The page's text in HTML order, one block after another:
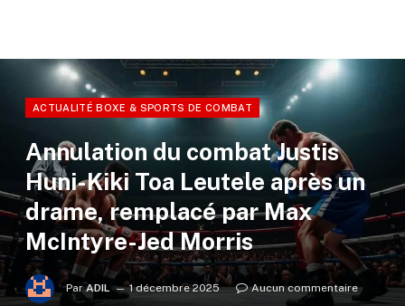
ACTUALITÉ BOXE & SPORTS DE COMBAT
Annulation du combat Justis
Huni-Kiki Toa Leutele après un
drame, remplacé par Max
McIntyre-Jed Morris
Par ADIL 1 décembre 2025
Aucun commentaire